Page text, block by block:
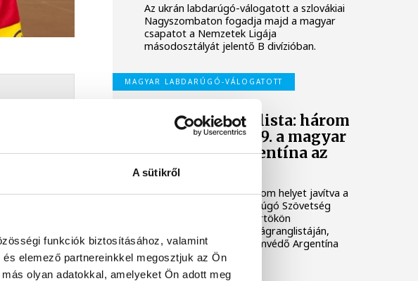
A sütikről
funkciók biztosításához, valamint
elemező partnereinkkel megosztjuk az Ön
olyan adatokkal, amelyeket Ön adott meg
Az ukrán labdarúgó-válogatott a szlovákiai
Nagyszombaton fogadja majd a magyar
csapatot a Nemzetek Ligája
másodosztályát jelentő B divízióban.
MAGYAR LABDARÚGÓ-VÁLOGATOTT
FIFA-világranglista: három
helyet javítva 39. a magyar
válogatott, Argentína az
élen
A magyar válogatott három helyet javítva a
39. a Nemzetközi Labdarúgó Szövetség
(FIFA) legfrissebb, csütörtökön
nyilvánosságra hozott világranglistáján,
amelyet a világbajnoki címvédő Argentína
vezet.